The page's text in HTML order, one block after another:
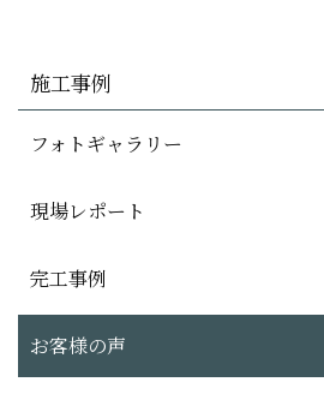
施工事例
フォトギャラリー
現場レポート
完工事例
お客様の声